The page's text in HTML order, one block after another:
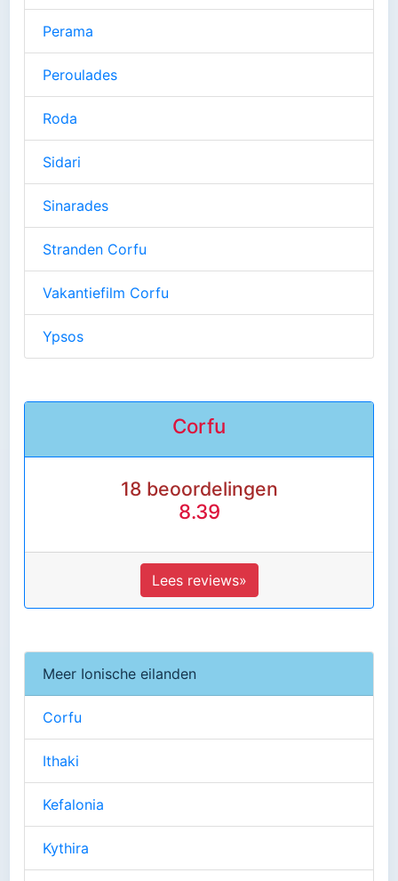
Perama
Peroulades
Roda
Sidari
Sinarades
Stranden Corfu
Vakantiefilm Corfu
Ypsos
Corfu
18 beoordelingen
8.39
Lees reviews»
Meer Ionische eilanden
Corfu
Ithaki
Kefalonia
Kythira